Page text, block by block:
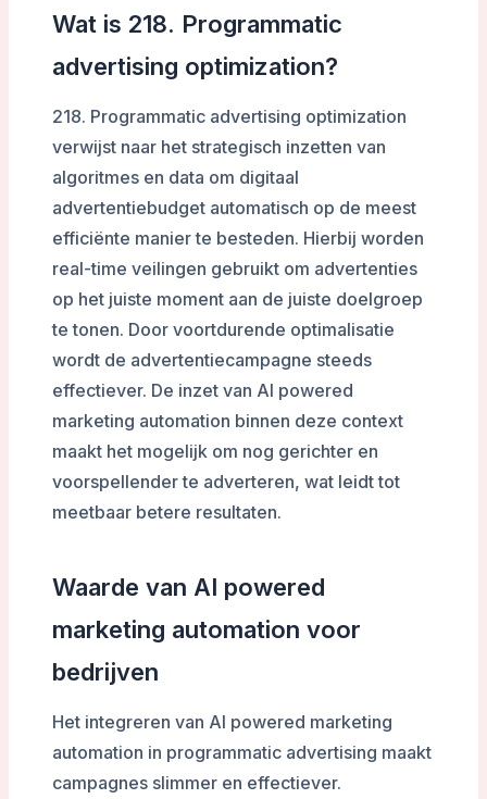
Wat is 218. Programmatic
advertising optimization?
218. Programmatic advertising optimization
verwijst naar het strategisch inzetten van
algoritmes en data om digitaal
advertentiebudget automatisch op de meest
efficiënte manier te besteden. Hierbij worden
real-time veilingen gebruikt om advertenties
op het juiste moment aan de juiste doelgroep
te tonen. Door voortdurende optimalisatie
wordt de advertentiecampagne steeds
effectiever. De inzet van AI powered
marketing automation binnen deze context
maakt het mogelijk om nog gerichter en
voorspellender te adverteren, wat leidt tot
meetbaar betere resultaten.
Waarde van AI powered
marketing automation voor
bedrijven
Het integreren van AI powered marketing
automation in programmatic advertising maakt
campagnes slimmer en effectiever.